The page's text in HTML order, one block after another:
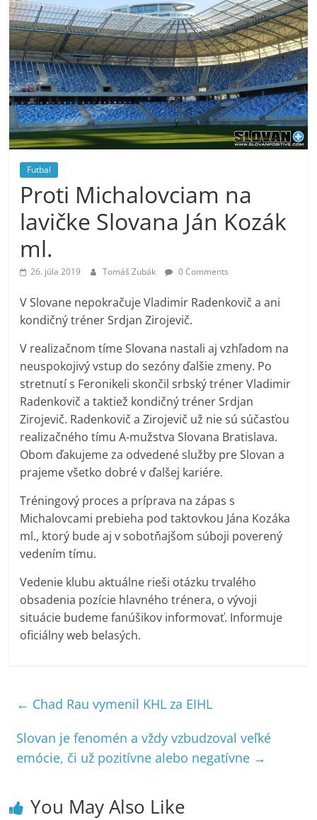
Futbal
Proti Michalovciam na
lavičke Slovana Ján Kozák
ml.
26. júla 2019 Tomáš Zubák 0 Comments
V Slovane nepokračuje Vladimir Radenkovič a ani
kondičný tréner Srdjan Zirojevič.
V realizačnom tíme Slovana nastali aj vzhľadom na
neuspokojivý vstup do sezóny ďalšie zmeny. Po
stretnutí s Feronikeli skončil srbský tréner Vladimir
Radenkovič a taktiež kondičný tréner Srdjan
Zirojevič. Radenkovič a Zirojevič už nie sú súčasťou
realizačného tímu A-mužstva Slovana Bratislava.
Obom ďakujeme za odvedené služby pre Slovan a
prajeme všetko dobré v ďalšej kariére.
Tréningový proces a príprava na zápas s
Michalovcami prebieha pod taktovkou Jána Kozáka
ml., ktorý bude aj v sobotňajšom súboji poverený
vedením tímu.
Vedenie klubu aktuálne rieši otázku trvalého
obsadenia pozície hlavného trénera, o vývoji
situácie budeme fanúšikov informovať. Informuje
oficiálny web belasých.
← Chad Rau vymenil KHL za EIHL
Slovan je fenomén a vždy vzbudzoval veľké
emócie, či už pozitívne alebo negatívne →
You May Also Like